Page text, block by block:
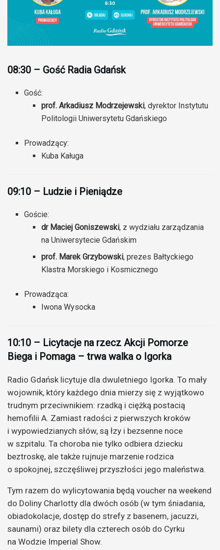
08:30 – Gość Radia Gdańsk
Gość:
prof. Arkadiusz Modrzejewski, dyrektor Instytutu
Politologii Uniwersytetu Gdańskiego
Prowadzący:
Kuba Kaługa
09:10 – Ludzie i Pieniądze
Goście:
dr Maciej Goniszewski, z wydziału zarządzania
na Uniwersytecie Gdańskim
prof. Marek Grzybowski, prezes Bałtyckiego
Klastra Morskiego i Kosmicznego
Prowadząca:
Iwona Wysocka
10:10 – Licytacje na rzecz Akcji Pomorze
Biega i Pomaga – trwa walka o Igorka
Radio Gdańsk licytuje dla dwuletniego Igorka. To mały
wojownik, który każdego dnia mierzy się z wyjątkowo
trudnym przeciwnikiem: rzadką i ciężką postacią
hemofilii A. Zamiast radości z pierwszych kroków
i wypowiedzianych słów, są łzy i bezsenne noce
w szpitalu. Ta choroba nie tylko odbiera dziecku
beztroskę, ale także rujnuje marzenie rodzica
o spokojnej, szczęśliwej przyszłości jego maleństwa.
Tym razem do wylicytowania będą voucher na weekend
do Doliny Charlotty dla dwóch osób (w tym śniadania,
obiadokolacje, dostęp do strefy z basenem, jacuzzi,
saunami) oraz bilety dla czterech osób do Cyrku
na Wodzie Imperial Show.